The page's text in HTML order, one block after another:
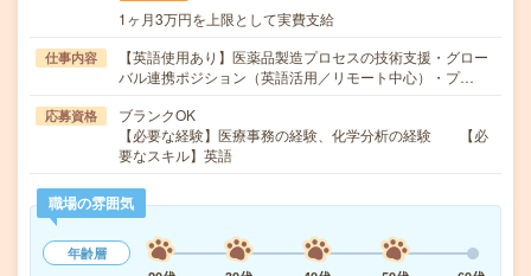
1ヶ月3万円を上限として実費支給
仕事内容
【英語使用あり】医薬品製造プロセスの技術支援・グロー
バル連携ポジション（英語活用／リモート中心）・プ…
応募資格
ブランクOK
【必要な経験】医療事務の経験、化学分析の経験 【必
要なスキル】英語
職場の雰囲気
年齢層